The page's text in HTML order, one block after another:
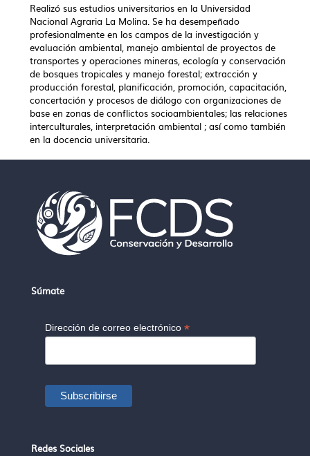
Realizó sus estudios universitarios en la Universidad
Nacional Agraria La Molina. Se ha desempeñado
profesionalmente en los campos de la investigación y
evaluación ambiental, manejo ambiental de proyectos de
transportes y operaciones mineras, ecología y conservación
de bosques tropicales y manejo forestal; extracción y
producción forestal, planificación, promoción, capacitación,
concertación y procesos de diálogo con organizaciones de
base en zonas de conflictos socioambientales; las relaciones
interculturales, interpretación ambiental ; así como también
en la docencia universitaria.
Súmate
Dirección de correo electrónico *
Redes Sociales